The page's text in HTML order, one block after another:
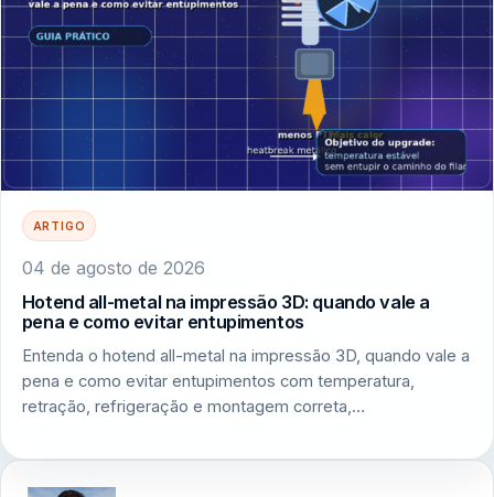
ARTIGO
04 de agosto de 2026
Hotend all-metal na impressão 3D: quando vale a
pena e como evitar entupimentos
Entenda o hotend all-metal na impressão 3D, quando vale a
pena e como evitar entupimentos com temperatura,
retração, refrigeração e montagem correta,…